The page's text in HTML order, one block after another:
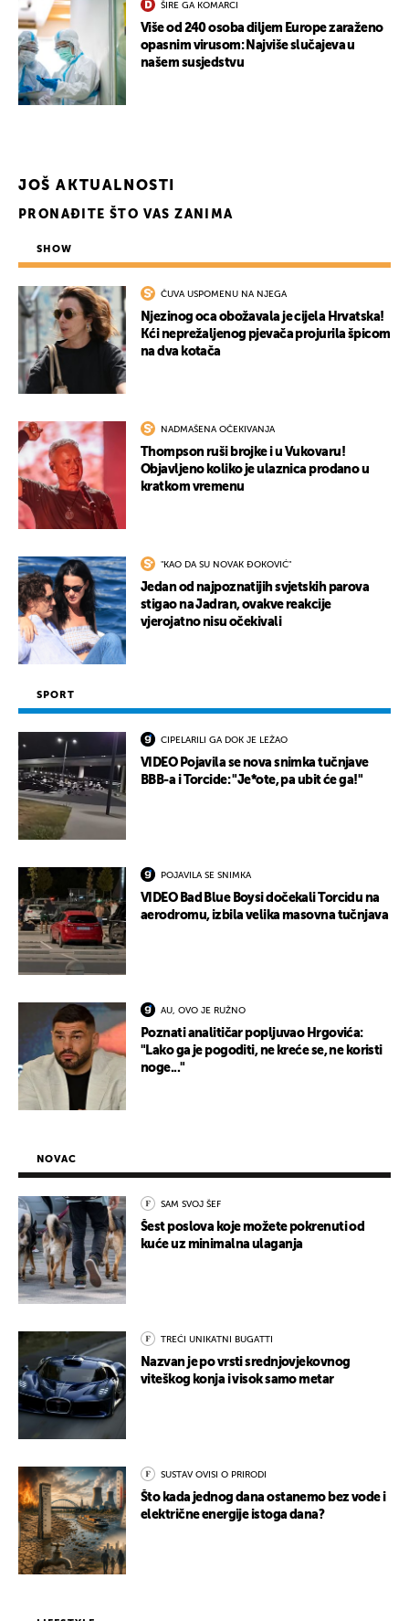
ŠIRE GA KOMARCI
Više od 240 osoba diljem Europe zaraženo
opasnim virusom: Najviše slučajeva u
našem susjedstvu
JOŠ AKTUALNOSTI
PRONAĐITE ŠTO VAS ZANIMA
SHOW
ČUVA USPOMENU NA NJEGA
Njezinog oca obožavala je cijela Hrvatska!
Kći neprežaljenog pjevača projurila špicom
na dva kotača
NADMAŠENA OČEKIVANJA
Thompson ruši brojke i u Vukovaru!
Objavljeno koliko je ulaznica prodano u
kratkom vremenu
"KAO DA SU NOVAK ĐOKOVIĆ"
Jedan od najpoznatijih svjetskih parova
stigao na Jadran, ovakve reakcije
vjerojatno nisu očekivali
SPORT
CIPELARILI GA DOK JE LEŽAO
VIDEO Pojavila se nova snimka tučnjave
BBB-a i Torcide: "Je*ote, pa ubit će ga!"
POJAVILA SE SNIMKA
VIDEO Bad Blue Boysi dočekali Torcidu na
aerodromu, izbila velika masovna tučnjava
AU, OVO JE RUŽNO
Poznati analitičar popljuvao Hrgovića:
"Lako ga je pogoditi, ne kreće se, ne koristi
noge..."
NOVAC
SAM SVOJ ŠEF
Šest poslova koje možete pokrenuti od
kuće uz minimalna ulaganja
TREĆI UNIKATNI BUGATTI
Nazvan je po vrsti srednjovjekovnog
viteškog konja i visok samo metar
SUSTAV OVISI O PRIRODI
Što kada jednog dana ostanemo bez vode i
električne energije istoga dana?
UKLJUČITE NOTIFIKACIJE